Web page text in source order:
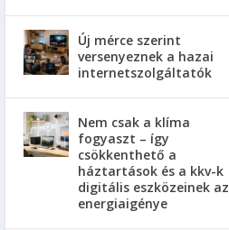
Új mérce szerint
versenyeznek a hazai
internetszolgáltatók
Nem csak a klíma
fogyaszt – így
csökkenthető a
háztartások és a kkv-k
digitális eszközeinek az
energiaigénye